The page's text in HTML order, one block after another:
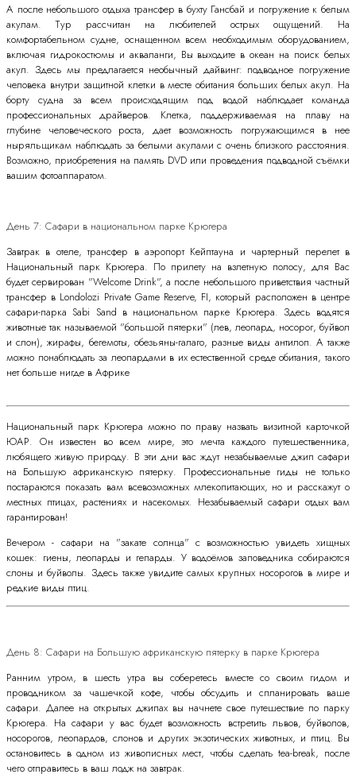
А после небольшого отдыха трансфер в бухту Гансбай и погружение к белым
акулам. Тур рассчитан на любителей острых ощущений. На
комфортабельном судне, оснащенном всем необходимым оборудованием,
включая гидрокостюмы и акваланги, Вы выходите в океан на поиск белых
акул. Здесь мы предлагается необычный дайвинг: подводное погружение
человека внутри защитной клетки в месте обитания больших белых акул. На
борту судна за всем происходящим под водой наблюдает команда
профессиональных драйверов. Клетка, поддерживаемая на плаву на
глубине человеческого роста, дает возможность погружающимся в нее
ныряльщикам наблюдать за белыми акулами с очень близкого расстояния.
Возможно, приобретения на память DVD или проведения подводной съёмки
вашим фотоаппаратом.
День 7: Сафари в национальном парке Крюгера
Завтрак в отеле, трансфер в аэропорт Кейптауна и чартерный перелет в
Национальный парк Крюгера. По прилету на взлетную полосу, для Вас
будет сервирован "Welcome Drink", а после небольшого приветствия частный
трансфер в Londolozi Private Game Reserve, FI, который расположен в центре
сафари-парка Sabi Sand в национальном парке Крюгера. Здесь водятся
животные так называемой "большой пятерки" (лев, леопард, носорог, буйвол
и слон), жирафы, бегемоты, обезьяны-галаго, разные виды антилоп. А также
можно понаблюдать за леопардами в их естественной среде обитания, такого
нет больше нигде в Африке
Национальный парк Крюгера можно по праву назвать визитной карточкой
ЮАР. Он известен во всем мире, это мечта каждого путешественника,
любящего живую природу. В эти дни вас ждут незабываемые джип сафари
на Большую африканскую пятерку. Профессиональные гиды не только
постараются показать вам всевозможных млекопитающих, но и расскажут о
местных птицах, растениях и насекомых. Незабываемый сафари отдых вам
гарантирован!
Вечером - сафари на "закате солнца" с возможностью увидеть хищных
кошек: гиены, леопарды и гепарды. У водоёмов заповедника собираются
слоны и буйволы. Здесь также увидите самых крупных носорогов в мире и
редкие виды птиц.
День 8: Сафари на Большую африканскую пятерку в парке Крюгера
Ранним утром, в шесть утра вы соберетесь вместе со своим гидом и
проводником за чашечкой кофе, чтобы обсудить и спланировать ваше
сафари. Далее на открытых джипах вы начнете свое путешествие по парку
Крюгера. На сафари у вас будет возможность встретить львов, буйволов,
носорогов, леопардов, слонов и других экзотических животных, и птиц. Вы
остановитесь в одном из живописных мест, чтобы сделать tea-break, после
чего отправитесь в ваш лодж на завтрак.